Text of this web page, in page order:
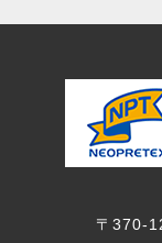
〒370-